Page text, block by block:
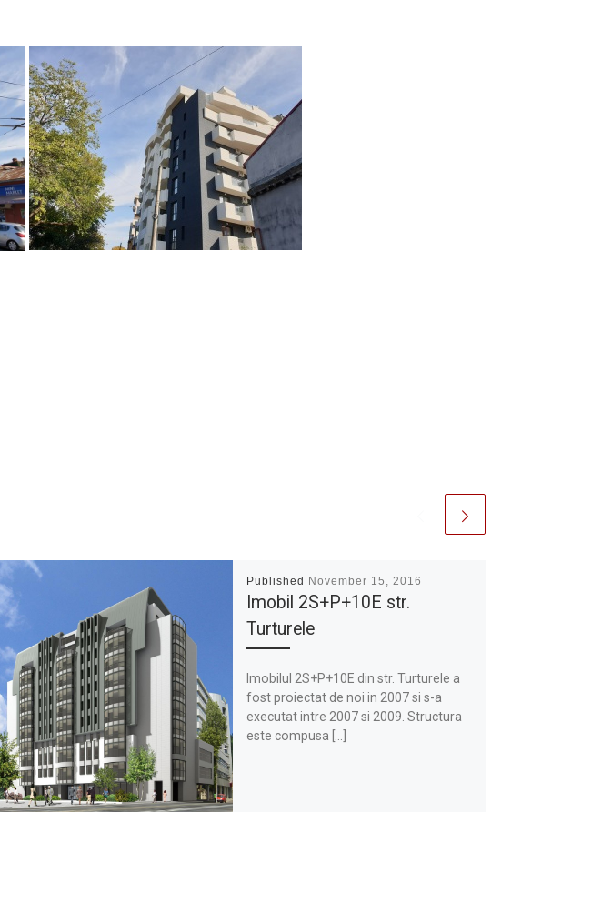
Published November 15, 2016
Imobil 2S+P+10E str.
Turturele
Imobilul 2S+P+10E din str. Turturele a
fost proiectat de noi in 2007 si s-a
executat intre 2007 si 2009. Structura
este compusa […]